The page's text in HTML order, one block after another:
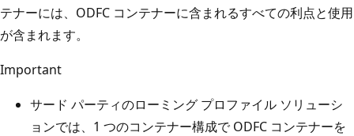
テナーには、ODFC コンテナーに含まれるすべての利点と使用
が含まれます。
Important
サード パーティのローミング プロファイル ソリューシ
ョンでは、1 つのコンテナー構成で ODFC コンテナーを